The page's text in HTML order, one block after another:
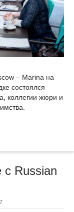
– Marina на
состоялся
коллегии жюри и
с Russian